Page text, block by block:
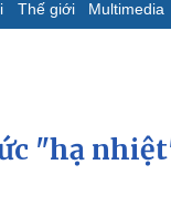
Thế giới Multimedia
Dấu ấn VOV
"hạ